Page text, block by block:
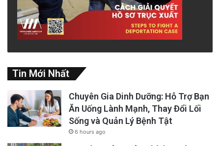
Tin Mới Nhất
Chuyên Gia Dinh Dưỡng: Hỗ Trợ Bạn
Ăn Uống Lành Mạnh, Thay Đổi Lối
Sống và Quản Lý Bệnh Tật
6 hours ago